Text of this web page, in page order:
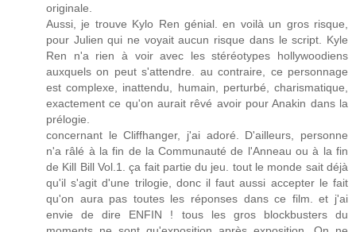
originale.
Aussi, je trouve Kylo Ren génial. en voilà un gros risque,
pour Julien qui ne voyait aucun risque dans le script. Kyle
Ren n'a rien à voir avec les stéréotypes hollywoodiens
auxquels on peut s'attendre. au contraire, ce personnage
est complexe, inattendu, humain, perturbé, charismatique,
exactement ce qu'on aurait rêvé avoir pour Anakin dans la
prélogie.
concernant le Cliffhanger, j'ai adoré. D'ailleurs, personne
n'a râlé à la fin de la Communauté de l'Anneau ou à la fin
de Kill Bill Vol.1. ça fait partie du jeu. tout le monde sait déjà
qu'il s'agit d'une trilogie, donc il faut aussi accepter le fait
qu'on aura pas toutes les réponses dans ce film. et j'ai
envie de dire ENFIN ! tous les gros blockbusters du